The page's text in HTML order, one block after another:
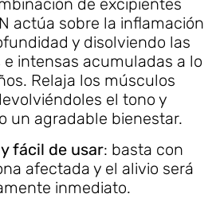
de excipientes
actúa sobre la inflamación
y disolviendo las
intensas acumuladas a lo
Relaja los músculos
el tono y
un agradable bienestar.
fácil de usar: basta con
afectada y el alivio será
inmediato.